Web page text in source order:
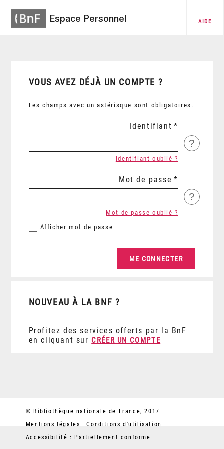
Espace Personnel AIDE
VOUS AVEZ DÉJÀ UN COMPTE ?
Les champs avec un astérisque sont obligatoires.
Identifiant
?
Identifiant oublié ?
Mot de passe
?
Afficher mot de passe
Mot de passe oublié ?
NOUVEAU À LA BNF ?
Profitez des services offerts par la BnF
en cliquant sur CRÉER UN COMPTE
© Bibliothèque nationale de France, 2017
Mentions légales
Conditions d'utilisation
Accessibilité : Partiellement conforme